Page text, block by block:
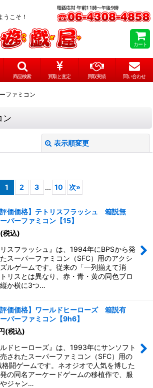
うこそ！
カート
商品検索 買取と査定 買取実績 問い合わせ
ファミコン
ン
表示順変更
1 2 3 ... 10 次»
評価価格】テトリスフラッシュ 箱説無
パーファミコン【15】
(税込)
リスフラッシュ』は、1994年にBPSから発
スーパーファミコン（SFC）用のアクシ
ルゲームです。従来の「一列揃えて消
リスとは異なり、赤・青・黄の同色ブロ
か横に3つ…
評価価格】ワールドヒーローズ 箱説有
パーファミコン【9h6】
(税込)
ルドヒーローズ』は、1993年にサンソフト
されたスーパーファミコン（SFC）用の
格闘ゲームです。ネオジオで人気を博した
の同名アーケードゲームの移植作で、服
ジャン…